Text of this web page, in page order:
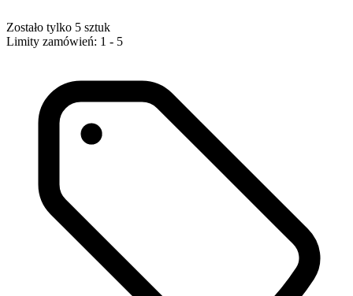
Zostało tylko 5 sztuk
Limity zamówień: 1 - 5